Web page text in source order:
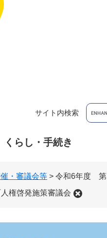
サイト内検索
くらし・手続き
・審議会等 > 令和6年度 第
権啓発施策審議会